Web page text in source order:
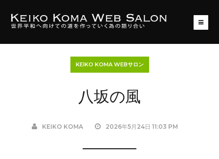
KEIKO KOMA WEBサロン
八坂の風
KEIKO KOMA 2026年5月24日 11:03 PM